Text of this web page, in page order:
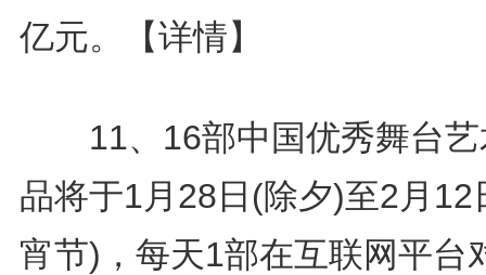
亿元。
【详情】
11、16部中国优秀舞台艺
品将于1月28日(除夕)至2月12
宵节)，每天1部在互联网平台